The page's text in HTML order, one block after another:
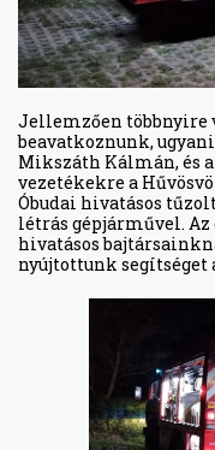
Jellemzően
beavatkoznunk,
Mikszáth Kálmán, és
vezetékekre a
Óbudai hivatásos
létrás gépjárművel.
hivatásos
nyújtottunk segítséget